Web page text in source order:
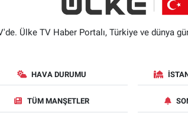
Ülke TV Haber Portalı, Türkiye ve dünya
HAVA DURUMU
TÜM MANŞETLER